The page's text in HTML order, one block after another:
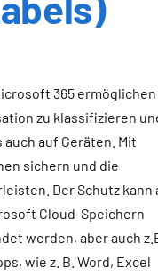
365
zu klassifizieren
auf Geräten. Mit
sichern und die
Der Schutz kann
Cloud-Speichern
werden, aber auch
wie z. B. Word, Excel